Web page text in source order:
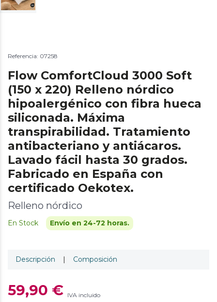
Referencia: 07258
Flow ComfortCloud 3000 Soft
(150 x 220) Relleno nórdico
hipoalergénico con fibra hueca
siliconada. Máxima
transpirabilidad. Tratamiento
antibacteriano y antiácaros.
Lavado fácil hasta 30 grados.
Fabricado en España con
certificado Oekotex.
Relleno nórdico
En Stock Envío en 24-72 horas.
Descripción | Composición
59,90 € IVA incluido